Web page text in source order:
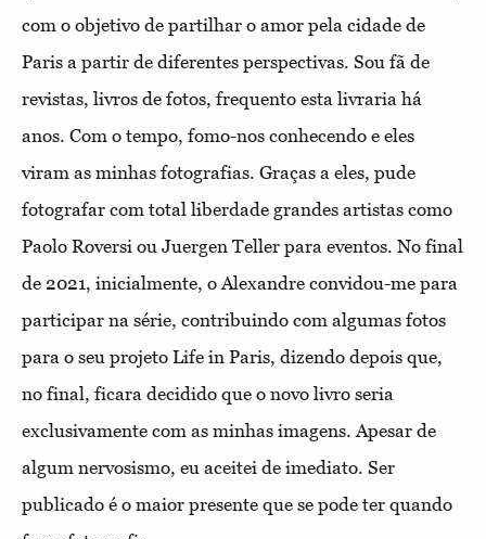
com o objetivo de partilhar o amor pela cidade de
Paris a partir de diferentes perspectivas. Sou fã de
revistas, livros de fotos, frequento esta livraria há
anos. Com o tempo, fomo-nos conhecendo e eles
viram as minhas fotografias. Graças a eles, pude
fotografar com total liberdade grandes artistas como
Paolo Roversi ou Juergen Teller para eventos. No final
de 2021, inicialmente, o Alexandre convidou-me para
participar na série, contribuindo com algumas fotos
para o seu projeto Life in Paris, dizendo depois que,
no final, ficara decidido que o novo livro seria
exclusivamente com as minhas imagens. Apesar de
algum nervosismo, eu aceitei de imediato. Ser
publicado é o maior presente que se pode ter quando